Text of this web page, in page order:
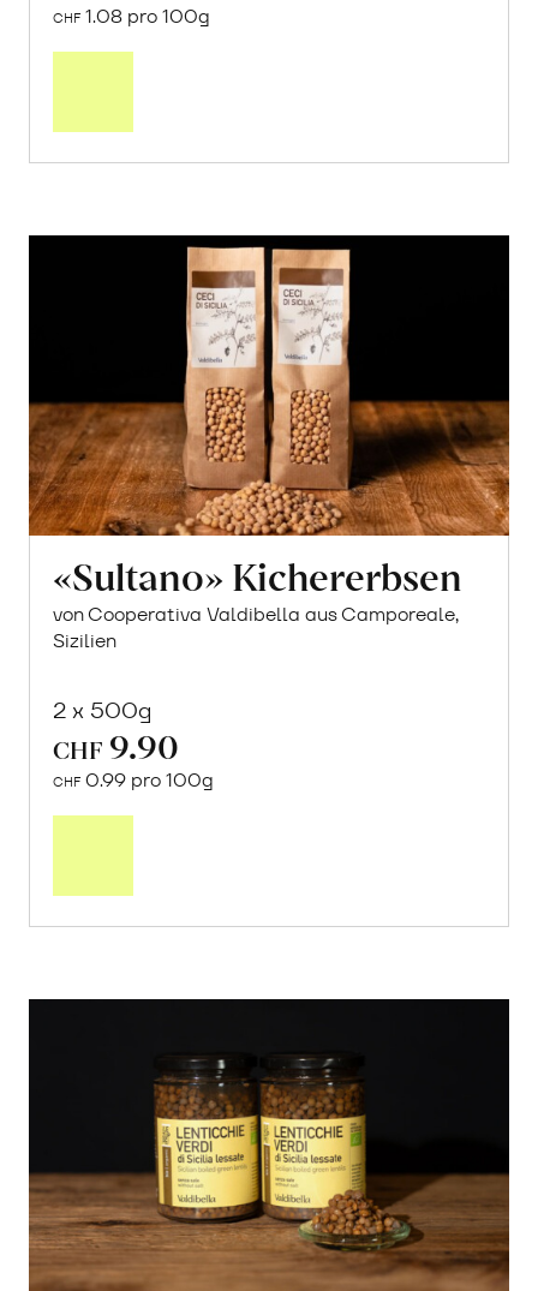
CHF 1.08 pro 100g
«Sultano» Kichererbsen
von Cooperativa Valdibella aus Camporeale,
Sizilien
2 x 500g
CHF 9.90
CHF 0.99 pro 100g